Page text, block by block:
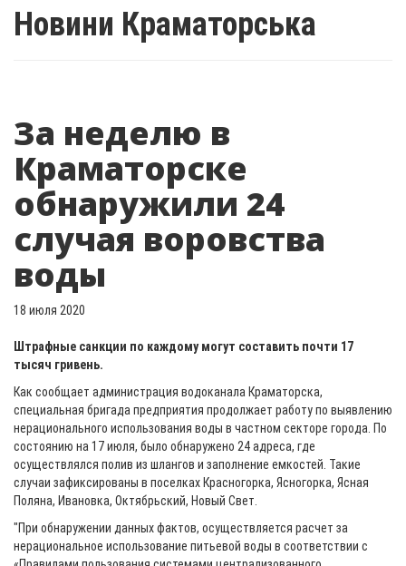
Новини Краматорська
За неделю в
Краматорске
обнаружили 24
случая воровства
воды
18 июля 2020
Штрафные санкции по каждому могут составить почти 17
тысяч гривень.
Как сообщает администрация водоканала Краматорска,
специальная бригада предприятия продолжает работу по выявлению
нерационального использования воды в частном секторе города. По
состоянию на 17 июля, было обнаружено 24 адреса, где
осуществлялся полив из шлангов и заполнение емкостей. Такие
случаи зафиксированы в поселках Красногорка, Ясногорка, Ясная
Поляна, Ивановка, Октябрьский, Новый Свет.
"При обнаружении данных фактов, осуществляется расчет за
нерациональное использование питьевой воды в соответствии с